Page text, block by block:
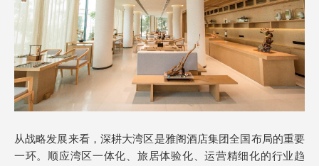
从战略发展来看，深耕大湾区是雅阁酒店集团全国布局的重要
一环。顺应湾区一体化、旅居体验化、运营精细化的行业趋